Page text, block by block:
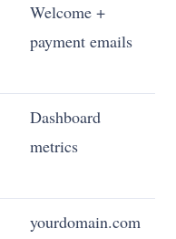
Welcome +
payment emails
Dashboard
metrics
yourdomain.com